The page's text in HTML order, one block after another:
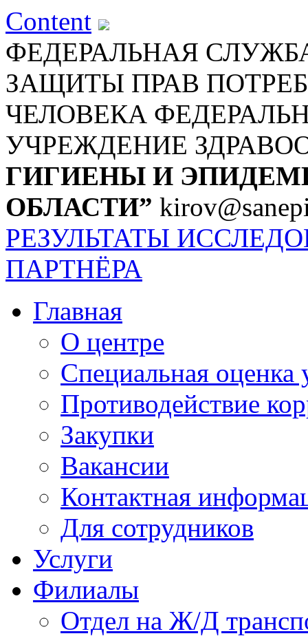
Content
ФЕДЕРАЛЬНАЯ
ЗАЩИТЫ ПРАВ
ЧЕЛОВЕКА
УЧРЕЖДЕНИЕ
ГИГИЕНЫ И
ОБЛАСТИ”
РЕЗУЛЬТАТЫ
ПАРТНЁРА
Главная
О центре
Специальная оценка
Противодействие
Закупки
Вакансии
Контактная
Для сотрудников
Услуги
Филиалы
Отдел на Ж/Д